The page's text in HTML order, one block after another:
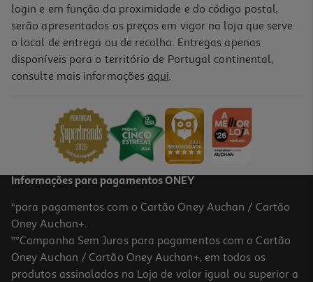
-25%
Champô Ducray Elution 200ml
Price reduced from
11,44 €
-25%
login e em função da proximidade e do código postal,
serão apresentados os preços em vigor na loja que serve
o local de entrega ou de recolha. Entregas apenas
disponíveis para o território de Portugal continental,
consulte mais informações aqui.
Informações para pagamentos ONEY
*para pagamentos com o Cartão Oney Auchan / Cartão
Oney Auchan+.
**Campanha Sem Juros para pagamentos com o Cartão
Oney Auchan / Cartão Oney Auchan+, em todos os
produtos assinalados na Loja de valor igual ou superior a